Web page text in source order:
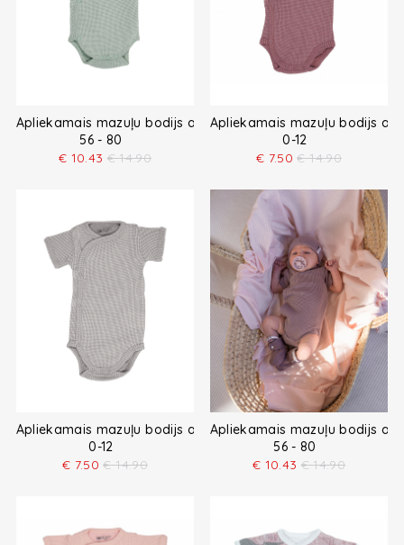
Apliekamais mazuļu bodijs ar īsām piedurknēm
56 - 80
€ 10.43 € 14.90
Apliekamais mazuļu bodijs ar
0-12
€ 7.50 € 14.90
Apliekamais mazuļu bodijs ar īsām piedurknēm
0-12
€ 7.50 € 14.90
Apliekamais mazuļu bodijs ar
56 - 80
€ 10.43 € 14.90